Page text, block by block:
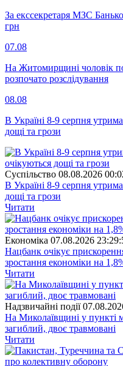
За екссекретаря МЗС
грн
07.08
На Житомирщині чоловік
розпочато розслідування
08.08
В Україні 8-9 серпня
дощі та грози
Суспiльство 08.08.2026
В Україні 8-9 серпня
дощі та грози
Читати
Економіка 07.08.2026
Нацбанк очікує
зростання економіки на
Читати
Надзвичайні події
На Миколаївщині у пункті
загиблий, двоє травмовані
Читати